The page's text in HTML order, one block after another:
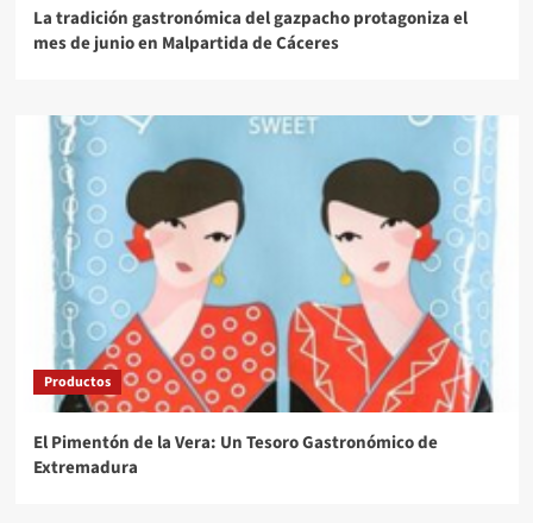
La tradición gastronómica del gazpacho protagoniza el
mes de junio en Malpartida de Cáceres
Productos
El Pimentón de la Vera: Un Tesoro Gastronómico de
Extremadura